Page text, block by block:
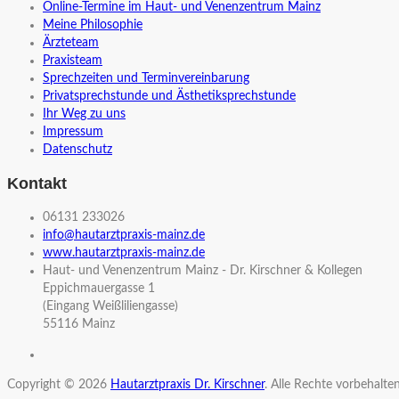
Online-Termine im Haut- und Venenzentrum Mainz
Meine Philosophie
Ärzteteam
Praxisteam
Sprechzeiten und Terminvereinbarung
Privatsprechstunde und Ästhetiksprechstunde
Ihr Weg zu uns
Impressum
Datenschutz
Kontakt
06131 233026
info@hautarztpraxis-mainz.de
www.hautarztpraxis-mainz.de
Haut- und Venenzentrum Mainz - Dr. Kirschner & Kollegen
Eppichmauergasse 1
(Eingang Weißliliengasse)
55116 Mainz
Copyright © 2026 Hautarztpraxis Dr. Kirschner. Alle Rechte